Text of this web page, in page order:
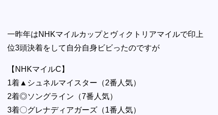
一昨年はNHKマイルカップとヴィクトリアマイルで印上
位3頭決着をして自分自身ビビったのですが
【NHKマイルC】
1着▲シュネルマイスター（2番人気）
2着◎ソングライン（7番人気）
3着〇グレナディアガーズ（1番人気）